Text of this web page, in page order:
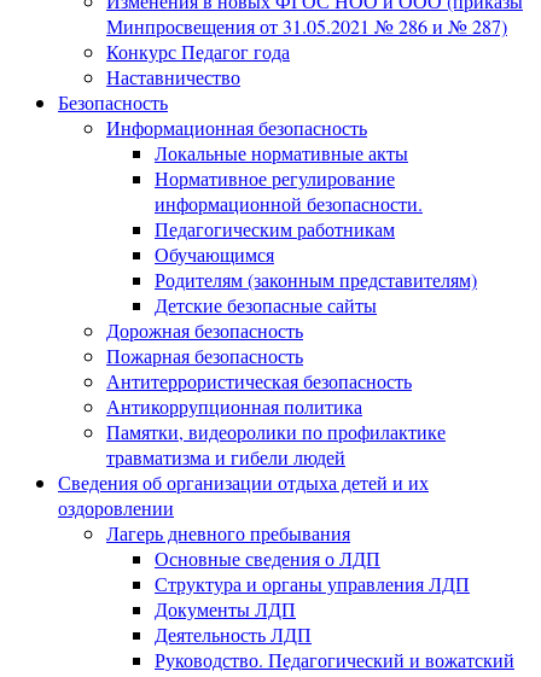
Минпросвещения от 31.05.2021 № 286 и № 287)
Конкурс Педагог года
Наставничество
Безопасность
Информационная безопасность
Локальные нормативные акты
Нормативное регулирование
информационной безопасности.
Педагогическим работникам
Обучающимся
Родителям (законным представителям)
Детские безопасные сайты
Дорожная безопасность
Пожарная безопасность
Антитеррористическая безопасность
Антикоррупционная политика
Памятки, видеоролики по профилактике
травматизма и гибели людей
Сведения об организации отдыха детей и их
оздоровлении
Лагерь дневного пребывания
Основные сведения о ЛДП
Структура и органы управления ЛДП
Документы ЛДП
Деятельность ЛДП
Руководство. Педагогический и вожатский